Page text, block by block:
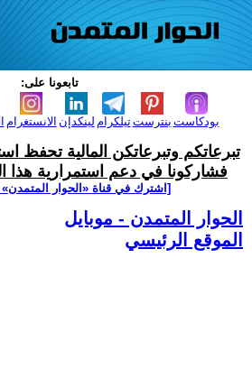
تابعونا على:
الانستغرام لينكدإن تيلكرامبنترست بودكاست
تبرعاتكم وتبرعاتكن المالية تحفظ
فشاركونا في دعم استمرارية هذا
[اشترك في قناة ‫«الحوار
الحوار المتمدن - موبايل
الموقع الرئيسي